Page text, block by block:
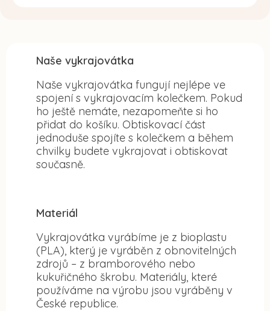
Naše vykrajovátka
Naše vykrajovátka fungují nejlépe ve
spojení s vykrajovacím kolečkem. Pokud
ho ještě nemáte, nezapomeňte si ho
přidat do košíku. Obtiskovací část
jednoduše spojíte s kolečkem a během
chvilky budete vykrajovat i obtiskovat
současně.
Materiál
Vykrajovátka vyrábíme je z bioplastu
(PLA), který je vyráběn z obnovitelných
zdrojů – z bramborového nebo
kukuřičného škrobu. Materiály, které
používáme na výrobu jsou vyráběny v
České republice.